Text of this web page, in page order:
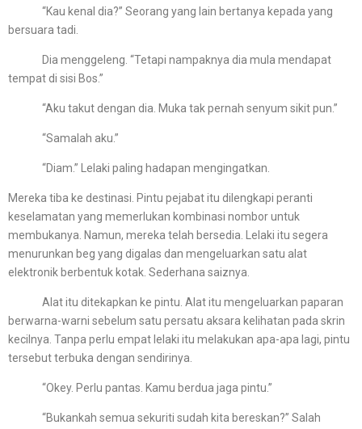
“Kau kenal dia?” Seorang yang lain bertanya kepada yang
bersuara tadi.
Dia menggeleng. “Tetapi nampaknya dia mula mendapat
tempat di sisi Bos.”
“Aku takut dengan dia. Muka tak pernah senyum sikit pun.”
“Samalah aku.”
“Diam.” Lelaki paling hadapan mengingatkan.
Mereka tiba ke destinasi. Pintu pejabat itu dilengkapi peranti
keselamatan yang memerlukan kombinasi nombor untuk
membukanya. Namun, mereka telah bersedia. Lelaki itu segera
menurunkan beg yang digalas dan mengeluarkan satu alat
elektronik berbentuk kotak. Sederhana saiznya.
Alat itu ditekapkan ke pintu. Alat itu mengeluarkan paparan
berwarna-warni sebelum satu persatu aksara kelihatan pada skrin
kecilnya. Tanpa perlu empat lelaki itu melakukan apa-apa lagi, pintu
tersebut terbuka dengan sendirinya.
“Okey. Perlu pantas. Kamu berdua jaga pintu.”
“Bukankah semua sekuriti sudah kita bereskan?” Salah